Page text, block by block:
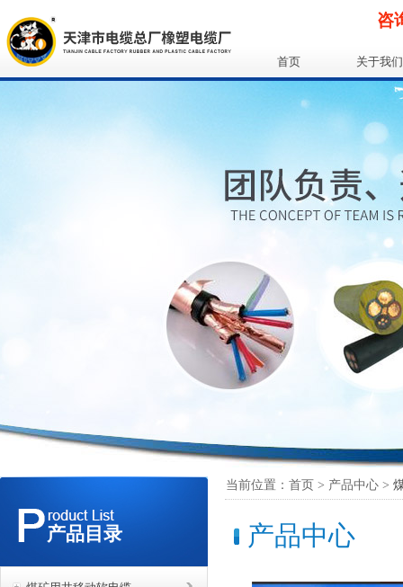
咨
首页 关于我们
产品目录
当前位置：首页 > 产品中心 >
产品中心